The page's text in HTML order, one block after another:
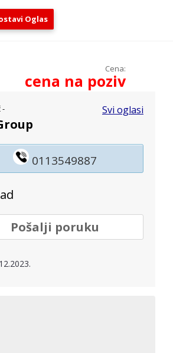
Oglas
Cena:
cena na poziv
Svi oglasi
-
0113549887
Pošalji poruku